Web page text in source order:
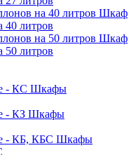
Шкаф
40 литров
Шкаф
50 литров
Шкафы
Шкафы
Шкафы